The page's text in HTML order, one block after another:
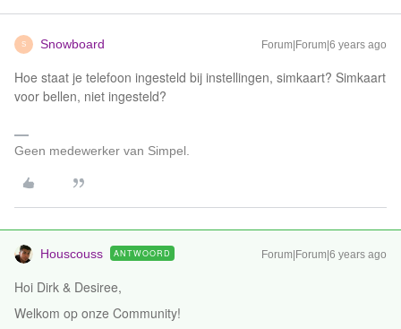
S Snowboard Forum|Forum|6 years ago
Hoe staat je telefoon ingesteld bij instellingen, simkaart? Simkaart
voor bellen, niet ingesteld?
Geen medewerker van Simpel.
Houscouss ANTWOORD Forum|Forum|6 years ago
Hoi Dirk & Desiree,
Welkom op onze Community!